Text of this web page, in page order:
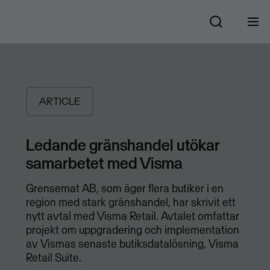
ARTICLE
Ledande gränshandel utökar
samarbetet med Visma
Grensemat AB, som äger flera butiker i en
region med stark gränshandel, har skrivit ett
nytt avtal med Visma Retail. Avtalet omfattar
projekt om uppgradering och implementation
av Vismas senaste butiksdatalösning, Visma
Retail Suite.